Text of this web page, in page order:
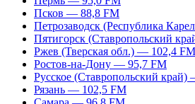
Псков — 88,8 FM
Петрозаводск (Республика
Пятигорск (Ставропольский
Ржев (Тверская обл.) — 102,4 FM
Ростов-на-Дону — 95,7 FM
Русское (Ставропольский
Рязань — 102,5 FM